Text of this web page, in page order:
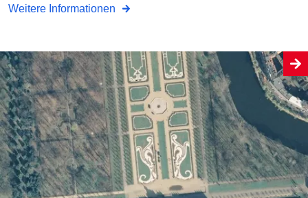
Weitere Informationen